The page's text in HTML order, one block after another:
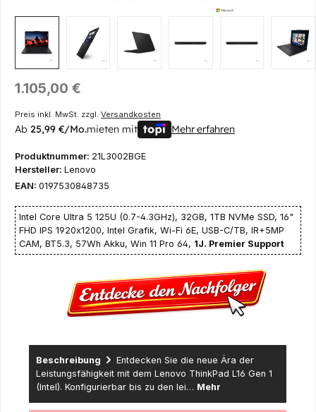
Regulärer Preis:
1.105,00 €
Preis inkl. MwSt. zzgl. Versandkosten
Ab 25,99 €/Mo.mieten mit Mehr erfahren
Produktnummer: 21L3002BGE
Hersteller: Lenovo
EAN: 0197530848735
Intel Core Ultra 5 125U (0.7-4.3GHz), 32GB, 1TB NVMe SSD, 16"
FHD IPS 1920x1200, Intel Grafik, Wi-Fi 6E, USB-C/TB, IR+5MP
CAM, BT5.3, 57Wh Akku, Win 11 Pro 64, 1J. Premier Support
Beschreibung
Entdecken Sie die neue Ära der
Leistungsfähigkeit mit dem Lenovo ThinkPad L16 Gen 1
(Intel). Konfigurierbar bis zu den lei… Mehr